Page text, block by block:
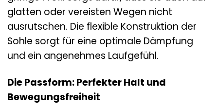
glatten oder vereisten Wegen nicht
ausrutschen. Die flexible Konstruktion der
Sohle sorgt für eine optimale Dämpfung
und ein angenehmes Laufgefühl.
Die Passform: Perfekter Halt und
Bewegungsfreiheit